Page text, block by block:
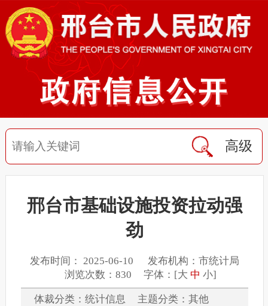
高级
邢台市基础设施投资拉动强
劲
发布时间： 2025-06-10 发布机构：市统计局
浏览次数：830 字体：[大 中 小]
体裁分类：统计信息 主题分类：其他